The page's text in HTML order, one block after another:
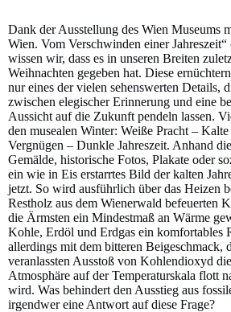
Dank der Ausstellung des Wien Museums
Wien. Vom Verschwinden einer
wissen wir, dass es in unseren Breiten
Weihnachten gegeben hat. Diese
nur eines der vielen sehenswerten Details,
zwischen elegischer Erinnerung und eine
Aussicht auf die Zukunft pendeln lassen.
den musealen Winter: Weiße Pracht –
Vergnügen – Dunkle Jahreszeit. Anhand
Gemälde, historische Fotos, Plakate oder
ein wie in Eis erstarrtes Bild der kalten
jetzt. So wird ausführlich über das Heizen
Restholz aus dem Wienerwald befeuerten
die Ärmsten ein Mindestmaß an Wärme
Kohle, Erdöl und Erdgas ein komfortables
allerdings mit dem bitteren Beigeschmack,
veranlassten Ausstoß von Kohlendioxyd
Atmosphäre auf der Temperaturskala flott
wird. Was behindert den Ausstieg aus
irgendwer eine Antwort auf diese Frage?